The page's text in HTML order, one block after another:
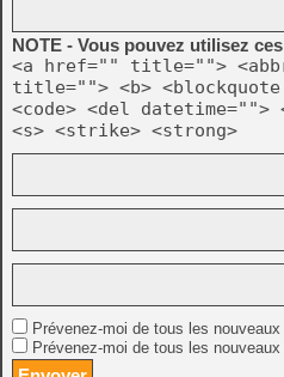
NOTE - Vous pouvez utilisez
<a href="" title="">
title=""> <b>
<code> <del datetime="">
<s> <strike> <strong>
Prévenez-moi de tous les
Prévenez-moi de tous les